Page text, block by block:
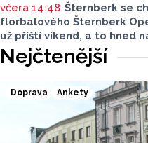
včera 14:48 Šternberk se
florbalového Šternberk
už příští víkend, a to hned
spojené také dopravní
favorita?
Nejčtenější
Doprava Ankety